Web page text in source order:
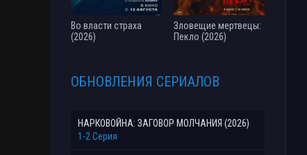
Во власти страха
(2026)
Зловещие мертвецы:
Пекло (2026)
ОБНОВЛЕНИЯ СЕРИАЛОВ
НАРКОВОЙНА: ЗАГОВОР МОЛЧАНИЯ (2026)
1-2 Серия